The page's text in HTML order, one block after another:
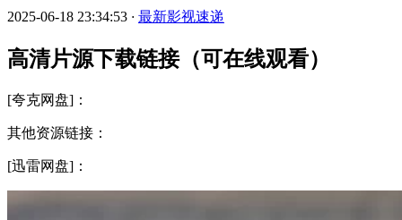
2025-06-18 23:34:53 · 最新影视速递
高清片源下载链接（可在线观看）
[夸克网盘]：
其他资源链接：
[迅雷网盘]：